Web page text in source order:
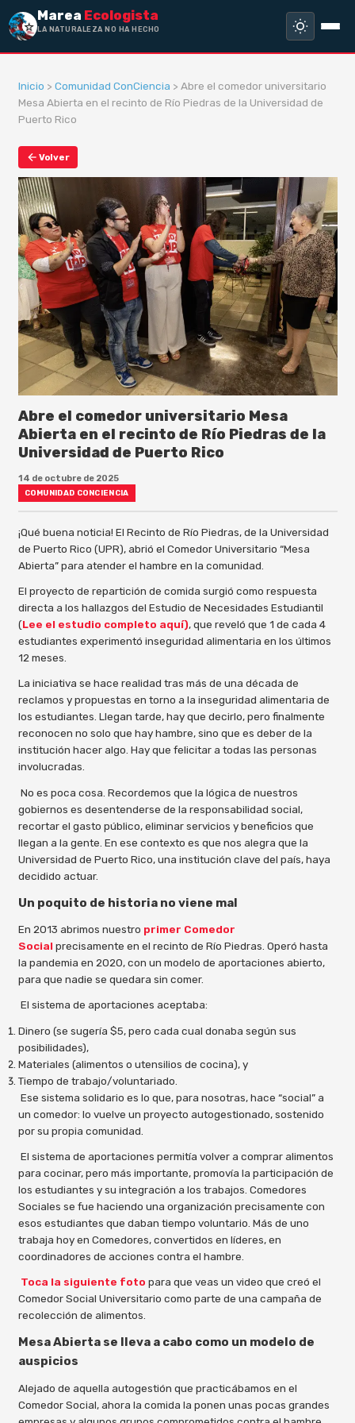
Marea Ecologista
LA NATURALEZA NO HA HECHO ESCLAV
Inicio > Comunidad ConCiencia > Abre el comedor universitario
Mesa Abierta en el recinto de Río Piedras de la Universidad de
Puerto Rico
Volver
Abre el comedor universitario Mesa
Abierta en el recinto de Río Piedras de la
Universidad de Puerto Rico
14 de octubre de 2025
COMUNIDAD CONCIENCIA
¡Qué buena noticia! El Recinto de Río Piedras, de la Universidad
de Puerto Rico (UPR), abrió el Comedor Universitario “Mesa
Abierta” para atender el hambre en la comunidad.
El proyecto de repartición de comida surgió como respuesta
directa a los hallazgos del Estudio de Necesidades Estudiantil
(Lee el estudio completo aquí), que reveló que 1 de cada 4
estudiantes experimentó inseguridad alimentaria en los últimos
12 meses.
La iniciativa se hace realidad tras más de una década de
reclamos y propuestas en torno a la inseguridad alimentaria de
los estudiantes. Llegan tarde, hay que decirlo, pero finalmente
reconocen no solo que hay hambre, sino que es deber de la
institución hacer algo. Hay que felicitar a todas las personas
involucradas.
No es poca cosa. Recordemos que la lógica de nuestros
gobiernos es desentenderse de la responsabilidad social,
recortar el gasto público, eliminar servicios y beneficios que
llegan a la gente. En ese contexto es que nos alegra que la
Universidad de Puerto Rico, una institución clave del país, haya
decidido actuar.
Un poquito de historia no viene mal
En 2013 abrimos nuestro primer Comedor
Social precisamente en el recinto de Río Piedras. Operó hasta
la pandemia en 2020, con un modelo de aportaciones abierto,
para que nadie se quedara sin comer.
El sistema de aportaciones aceptaba:
Dinero (se sugería $5, pero cada cual donaba según sus
posibilidades),
Materiales (alimentos o utensilios de cocina), y
Tiempo de trabajo/voluntariado.
Ese sistema solidario es lo que, para nosotras, hace “social” a
un comedor: lo vuelve un proyecto autogestionado, sostenido
por su propia comunidad.
El sistema de aportaciones permitía volver a comprar alimentos
para cocinar, pero más importante, promovía la participación de
los estudiantes y su integración a los trabajos. Comedores
Sociales se fue haciendo una organización precisamente con
esos estudiantes que daban tiempo voluntario. Más de uno
trabaja hoy en Comedores, convertidos en líderes, en
coordinadores de acciones contra el hambre.
Toca la siguiente foto para que veas un video que creó el
Comedor Social Universitario como parte de una campaña de
recolección de alimentos.
Mesa Abierta se lleva a cabo como un modelo de
auspicios
Alejado de aquella autogestión que practicábamos en el
Comedor Social, ahora la comida la ponen unas pocas grandes